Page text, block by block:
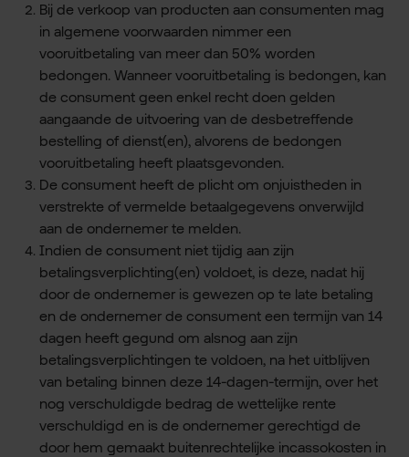
Bij de verkoop van producten aan consumenten mag
in algemene voorwaarden nimmer een
vooruitbetaling van meer dan 50% worden
bedongen. Wanneer vooruitbetaling is bedongen, kan
de consument geen enkel recht doen gelden
aangaande de uitvoering van de desbetreffende
bestelling of dienst(en), alvorens de bedongen
vooruitbetaling heeft plaatsgevonden.
De consument heeft de plicht om onjuistheden in
verstrekte of vermelde betaalgegevens onverwijld
aan de ondernemer te melden.
Indien de consument niet tijdig aan zijn
betalingsverplichting(en) voldoet, is deze, nadat hij
door de ondernemer is gewezen op te late betaling
en de ondernemer de consument een termijn van 14
dagen heeft gegund om alsnog aan zijn
betalingsverplichtingen te voldoen, na het uitblijven
van betaling binnen deze 14-dagen-termijn, over het
nog verschuldigde bedrag de wettelijke rente
verschuldigd en is de ondernemer gerechtigd de
door hem gemaakt buitenrechtelijke incassokosten in